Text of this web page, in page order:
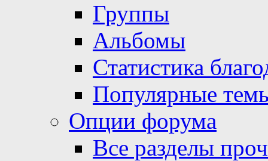
Группы
Альбомы
Статистика
Популярные
Опции форума
Все разделы